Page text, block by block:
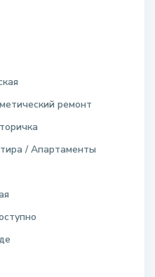
ремонт
/ Апартаменты